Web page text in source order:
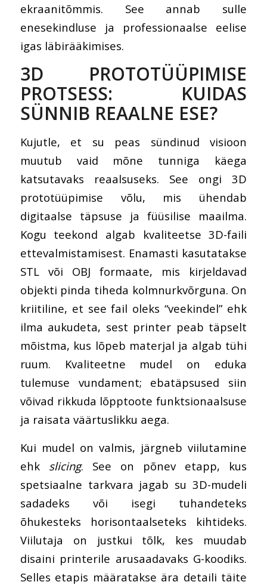
ekraanitõmmis. See annab sulle
enesekindluse ja professionaalse eelise
igas läbirääkimises.
3D PROTOTÜÜPIMISE
PROTSESS: KUIDAS
SÜNNIB REAALNE ESE?
Kujutle, et su peas sündinud visioon
muutub vaid mõne tunniga käega
katsutavaks reaalsuseks. See ongi 3D
prototüüpimise võlu, mis ühendab
digitaalse täpsuse ja füüsilise maailma.
Kogu teekond algab kvaliteetse 3D-faili
ettevalmistamisest. Enamasti kasutatakse
STL või OBJ formaate, mis kirjeldavad
objekti pinda tiheda kolmnurkvõrguna. On
kriitiline, et see fail oleks “veekindel” ehk
ilma aukudeta, sest printer peab täpselt
mõistma, kus lõpeb materjal ja algab tühi
ruum. Kvaliteetne mudel on eduka
tulemuse vundament; ebatäpsused siin
võivad rikkuda lõpptoote funktsionaalsuse
ja raisata väärtuslikku aega.
Kui mudel on valmis, järgneb viilutamine
ehk slicing. See on põnev etapp, kus
spetsiaalne tarkvara jagab su 3D-mudeli
sadadeks või isegi tuhandeteks
õhukesteks horisontaalseteks kihtideks.
Viilutaja on justkui tõlk, kes muudab
disaini printerile arusaadavaks G-koodiks.
Selles etapis määratakse ära detaili täite